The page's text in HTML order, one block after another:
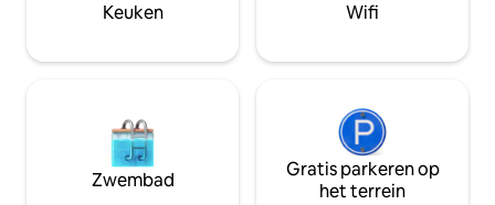
Keuken Wifi
Zwembad
Gratis parkeren op
het terrein